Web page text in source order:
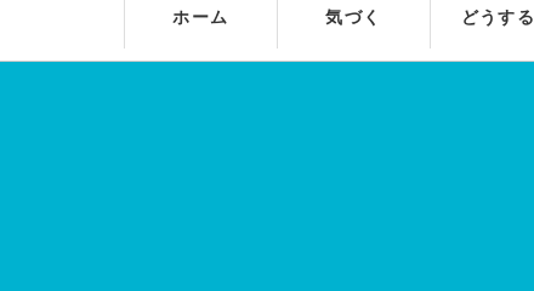
ホーム 気づく どうす